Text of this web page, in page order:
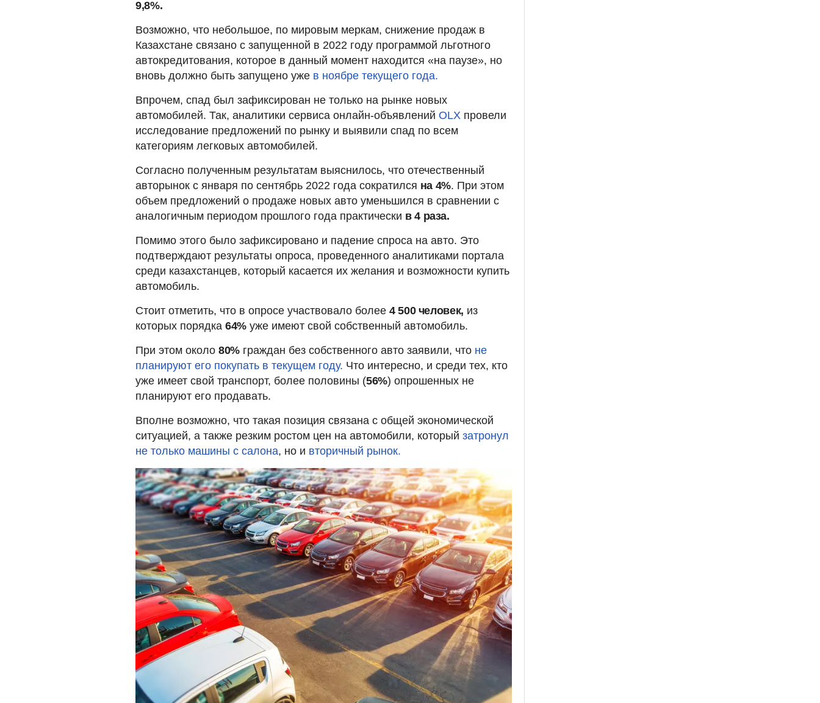
9,8%.
Возможно, что небольшое, по мировым меркам, снижение продаж в
Казахстане связано с запущенной в 2022 году программой льготного
автокредитования, которое в данный момент находится «на паузе», но
вновь должно быть запущено уже в ноябре текущего года.
Впрочем, спад был зафиксирован не только на рынке новых
автомобилей. Так, аналитики сервиса онлайн-объявлений OLX провели
исследование предложений по рынку и выявили спад по всем
категориям легковых автомобилей.
Согласно полученным результатам выяснилось, что отечественный
авторынок с января по сентябрь 2022 года сократился на 4%. При этом
объем предложений о продаже новых авто уменьшился в сравнении с
аналогичным периодом прошлого года практически в 4 раза.
Помимо этого было зафиксировано и падение спроса на авто. Это
подтверждают результаты опроса, проведенного аналитиками портала
среди казахстанцев, который касается их желания и возможности купить
автомобиль.
Стоит отметить, что в опросе участвовало более 4 500 человек, из
которых порядка 64%уже имеют свой собственный автомобиль.
При этом около 80%граждан без собственного авто заявили, что не
планируют его покупать в текущем году. Что интересно, и среди тех, кто
уже имеет свой транспорт, более половины (56%) опрошенных не
планируют его продавать.
Вполне возможно, что такая позиция связана с общей экономической
ситуацией, а также резким ростом цен на автомобили, который затронул
не только машины с салона, но и вторичный рынок.